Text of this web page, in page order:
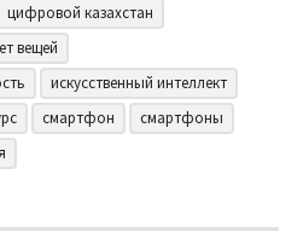
цифровой казахстан
вещей
искусственный интеллект
смартфон
смартфоны